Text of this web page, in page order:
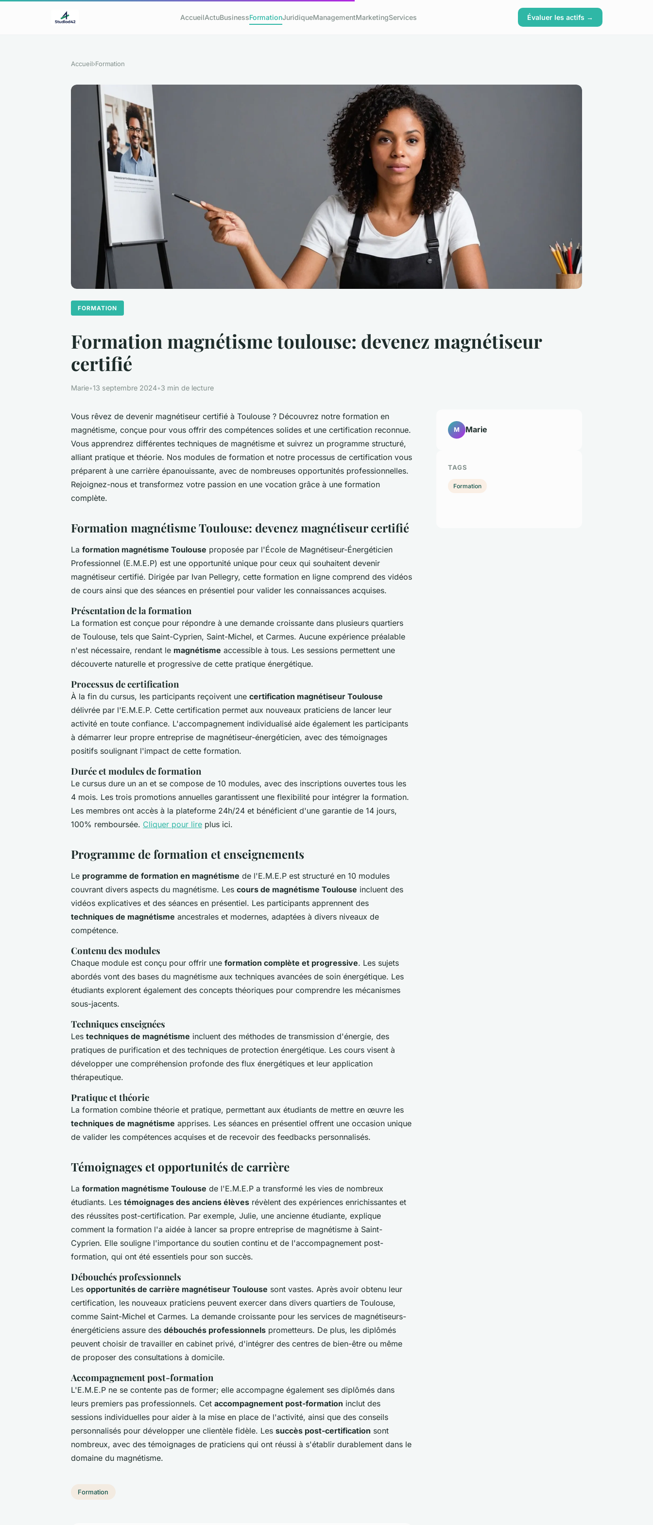
AccueilActuBusinessFormationJuridiqueManagementMarketingServices Évaluer les actifs →
Accueil›Formation
FORMATION
Formation magnétisme toulouse: devenez magnétiseur
certifié
Marie•13 septembre 2024•3 min de lecture
Vous rêvez de devenir magnétiseur certifié à Toulouse ? Découvrez notre formation en
magnétisme, conçue pour vous offrir des compétences solides et une certification reconnue.
Vous apprendrez différentes techniques de magnétisme et suivrez un programme structuré,
alliant pratique et théorie. Nos modules de formation et notre processus de certification vous
préparent à une carrière épanouissante, avec de nombreuses opportunités professionnelles.
Rejoignez-nous et transformez votre passion en une vocation grâce à une formation
complète.
Formation magnétisme Toulouse: devenez magnétiseur certifié
La formation magnétisme Toulouse proposée par l'École de Magnétiseur-Énergéticien
Professionnel (E.M.E.P) est une opportunité unique pour ceux qui souhaitent devenir
magnétiseur certifié. Dirigée par Ivan Pellegry, cette formation en ligne comprend des vidéos
de cours ainsi que des séances en présentiel pour valider les connaissances acquises.
Présentation de la formation
La formation est conçue pour répondre à une demande croissante dans plusieurs quartiers
de Toulouse, tels que Saint-Cyprien, Saint-Michel, et Carmes. Aucune expérience préalable
n'est nécessaire, rendant le magnétisme accessible à tous. Les sessions permettent une
découverte naturelle et progressive de cette pratique énergétique.
Processus de certification
À la fin du cursus, les participants reçoivent une certification magnétiseur Toulouse
délivrée par l'E.M.E.P. Cette certification permet aux nouveaux praticiens de lancer leur
activité en toute confiance. L'accompagnement individualisé aide également les participants
à démarrer leur propre entreprise de magnétiseur-énergéticien, avec des témoignages
positifs soulignant l'impact de cette formation.
Durée et modules de formation
Le cursus dure un an et se compose de 10 modules, avec des inscriptions ouvertes tous les
4 mois. Les trois promotions annuelles garantissent une flexibilité pour intégrer la formation.
Les membres ont accès à la plateforme 24h/24 et bénéficient d'une garantie de 14 jours,
100% remboursée. Cliquer pour lire plus ici.
Programme de formation et enseignements
Le programme de formation en magnétisme de l'E.M.E.P est structuré en 10 modules
couvrant divers aspects du magnétisme. Les cours de magnétisme Toulouse incluent des
vidéos explicatives et des séances en présentiel. Les participants apprennent des
techniques de magnétisme ancestrales et modernes, adaptées à divers niveaux de
compétence.
Contenu des modules
Chaque module est conçu pour offrir une formation complète et progressive. Les sujets
abordés vont des bases du magnétisme aux techniques avancées de soin énergétique. Les
étudiants explorent également des concepts théoriques pour comprendre les mécanismes
sous-jacents.
Techniques enseignées
Les techniques de magnétisme incluent des méthodes de transmission d'énergie, des
pratiques de purification et des techniques de protection énergétique. Les cours visent à
développer une compréhension profonde des flux énergétiques et leur application
thérapeutique.
Pratique et théorie
La formation combine théorie et pratique, permettant aux étudiants de mettre en œuvre les
techniques de magnétisme apprises. Les séances en présentiel offrent une occasion unique
de valider les compétences acquises et de recevoir des feedbacks personnalisés.
Témoignages et opportunités de carrière
La formation magnétisme Toulouse de l'E.M.E.P a transformé les vies de nombreux
étudiants. Les témoignages des anciens élèves révèlent des expériences enrichissantes et
des réussites post-certification. Par exemple, Julie, une ancienne étudiante, explique
comment la formation l'a aidée à lancer sa propre entreprise de magnétisme à Saint-
Cyprien. Elle souligne l'importance du soutien continu et de l'accompagnement post-
formation, qui ont été essentiels pour son succès.
Débouchés professionnels
Les opportunités de carrière magnétiseur Toulouse sont vastes. Après avoir obtenu leur
certification, les nouveaux praticiens peuvent exercer dans divers quartiers de Toulouse,
comme Saint-Michel et Carmes. La demande croissante pour les services de magnétiseurs-
énergéticiens assure des débouchés professionnels prometteurs. De plus, les diplômés
peuvent choisir de travailler en cabinet privé, d'intégrer des centres de bien-être ou même
de proposer des consultations à domicile.
Accompagnement post-formation
L'E.M.E.P ne se contente pas de former; elle accompagne également ses diplômés dans
leurs premiers pas professionnels. Cet accompagnement post-formation inclut des
sessions individuelles pour aider à la mise en place de l'activité, ainsi que des conseils
personnalisés pour développer une clientèle fidèle. Les succès post-certification sont
nombreux, avec des témoignages de praticiens qui ont réussi à s'établir durablement dans le
domaine du magnétisme.
Formation
M Marie
TAGS
Formation